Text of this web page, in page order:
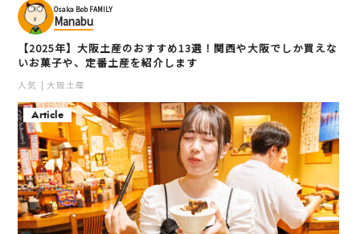
Osaka Bob FAMILY
Manabu
【2025年】大阪土産のおすすめ13選！関西や大阪でしか買えな
いお菓子や、定番土産を紹介します
人気 大阪土産
Article